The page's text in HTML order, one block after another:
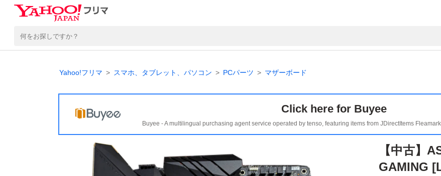
Yahoo!フリマ スマホ、タブレット、パソコン PCパーツ マザーボード
Click here for Buyee
Buyee - A multilingual purchasing agent service operated by tenso, featuring items from JDirectItems
【中古】
GAMING